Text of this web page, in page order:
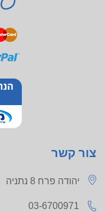
צור קשר
יהודה פרח 8 נתניה
03-6700971